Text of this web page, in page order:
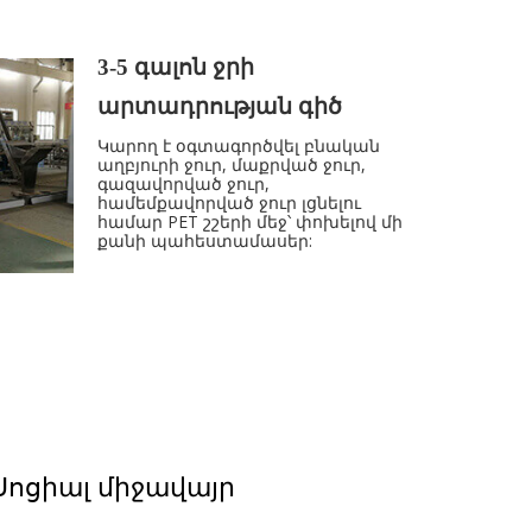
համաձայնագիրը։
3-5 գալոն ջրի
արտադրության գիծ
Կարող է օգտագործվել բնական
աղբյուրի ջուր, մաքրված ջուր,
գազավորված ջուր,
համեմքավորված ջուր լցնելու
համար PET շշերի մեջ՝ փոխելով մի
քանի պահեստամասեր:
Լցման ճշգրտությունը ավելի քիչ կամ
շատ է 1%-ից:
միջավայր